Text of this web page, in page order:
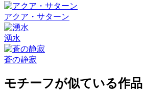
アクア・サターン
湧水
蒼の静寂
モチーフが似ている作品